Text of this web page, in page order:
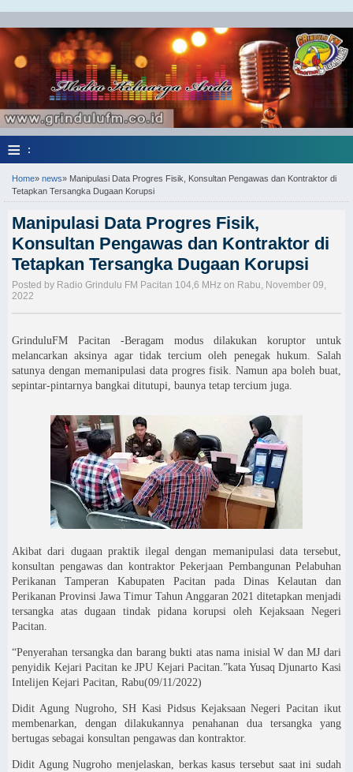
≡ :
Home» news» Manipulasi Data Progres Fisik, Konsultan Pengawas dan Kontraktor di
Tetapkan Tersangka Dugaan Korupsi
Manipulasi Data Progres Fisik,
Konsultan Pengawas dan Kontraktor di
Tetapkan Tersangka Dugaan Korupsi
Posted by Radio Grindulu FM Pacitan 104,6 MHz on Rabu, November 09,
2022
GrinduluFM Pacitan -Beragam modus dilakukan koruptor untuk
melancarkan aksinya agar tidak tercium oleh penegak hukum. Salah
satunya dengan memanipulasi data progres fisik. Namun apa boleh buat,
sepintar-pintarnya bangkai ditutupi, baunya tetap tercium juga.
Akibat dari dugaan praktik ilegal dengan memanipulasi data tersebut,
konsultan pengawas dan kontraktor Pekerjaan Pembangunan Pelabuhan
Perikanan Tamperan Kabupaten Pacitan pada Dinas Kelautan dan
Perikanan Provinsi Jawa Timur Tahun Anggaran 2021 ditetapkan menjadi
tersangka atas dugaan tindak pidana korupsi oleh Kejaksaan Negeri
Pacitan.
“Penyerahan tersangka dan barang bukti atas nama inisial W dan MJ dari
penyidik Kejari Pacitan ke JPU Kejari Pacitan.”kata Yusaq Djunarto Kasi
Intelijen Kejari Pacitan, Rabu(09/11/2022)
Didit Agung Nugroho, SH Kasi Pidsus Kejaksaan Negeri Pacitan ikut
membenarkan, dengan dilakukannya penahanan dua tersangka yang
bertugas sebagai konsultan pengawas dan kontraktor.
Didit Agung Nugroho menjelaskan, berkas kasus tersebut saat ini sudah